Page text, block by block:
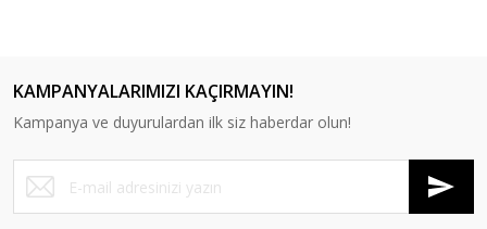
KAMPANYALARIMIZI KAÇIRMAYIN!
Kampanya ve duyurulardan ilk siz haberdar olun!